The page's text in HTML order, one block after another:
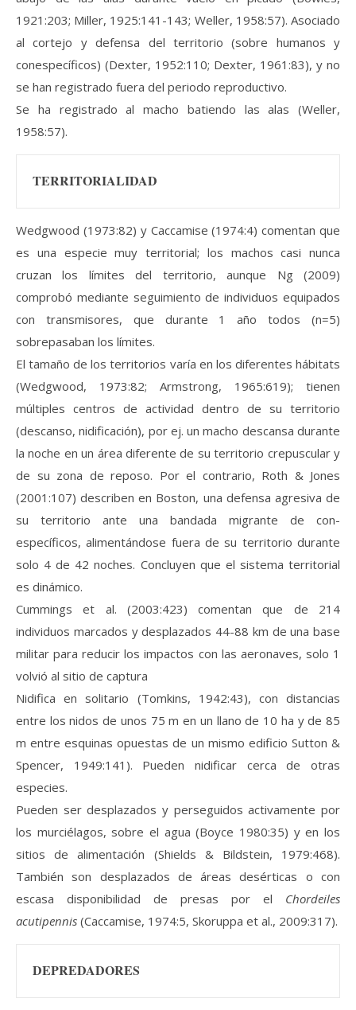
1921:203; Miller, 1925:141-143; Weller, 1958:57). Asociado
al cortejo y defensa del territorio (sobre humanos y
conespecíficos) (Dexter, 1952:110; Dexter, 1961:83), y no
se han registrado fuera del periodo reproductivo.
Se ha registrado al macho batiendo las alas (Weller,
1958:57).
TERRITORIALIDAD
Wedgwood (1973:82) y Caccamise (1974:4) comentan que
es una especie muy territorial; los machos casi nunca
cruzan los límites del territorio, aunque Ng (2009)
comprobó mediante seguimiento de individuos equipados
con transmisores, que durante 1 año todos (n=5)
sobrepasaban los límites.
El tamaño de los territorios varía en los diferentes hábitats
(Wedgwood, 1973:82; Armstrong, 1965:619); tienen
múltiples centros de actividad dentro de su territorio
(descanso, nidificación), por ej. un macho descansa durante
la noche en un área diferente de su territorio crepuscular y
de su zona de reposo. Por el contrario, Roth & Jones
(2001:107) describen en Boston, una defensa agresiva de
su territorio ante una bandada migrante de con-
específicos, alimentándose fuera de su territorio durante
solo 4 de 42 noches. Concluyen que el sistema territorial
es dinámico.
Cummings et al. (2003:423) comentan que de 214
individuos marcados y desplazados 44-88 km de una base
militar para reducir los impactos con las aeronaves, solo 1
volvió al sitio de captura
Nidifica en solitario (Tomkins, 1942:43), con distancias
entre los nidos de unos 75 m en un llano de 10 ha y de 85
m entre esquinas opuestas de un mismo edificio Sutton &
Spencer, 1949:141). Pueden nidificar cerca de otras
especies.
Pueden ser desplazados y perseguidos activamente por
los murciélagos, sobre el agua (Boyce 1980:35) y en los
sitios de alimentación (Shields & Bildstein, 1979:468).
También son desplazados de áreas desérticas o con
escasa disponibilidad de presas por el Chordeiles
acutipennis (Caccamise, 1974:5, Skoruppa et al., 2009:317).
DEPREDADORES